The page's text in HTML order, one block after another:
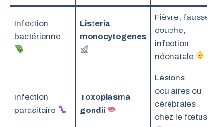
Infection
bactérienne
Listeria
monocytogenes
Fièvre, fausse
couche,
infection
néonatale
Infection
parasitaire
Toxoplasma
gondii
Lésions
oculaires ou
cérébrales
chez le fœtus